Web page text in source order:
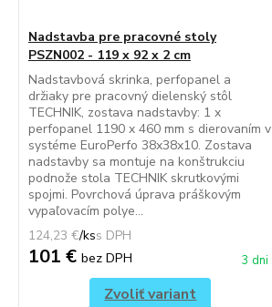
Nadstavba pre pracovné stoly
PSZN002 - 119 x 92 x 2 cm
Nadstavbová skrinka, perfopanel a
držiaky pre pracovný dielenský stôl
TECHNIK, zostava nadstavby: 1 x
perfopanel 1190 x 460 mm s dierovaním v
systéme EuroPerfo 38x38x10. Zostava
nadstavby sa montuje na konštrukciu
podnože stola TECHNIK skrutkovými
spojmi. Povrchová úprava práškovým
vypaľovacím polye...
124,23 €/ks
101 € bez DPH 3 dni
Zvoliť variant